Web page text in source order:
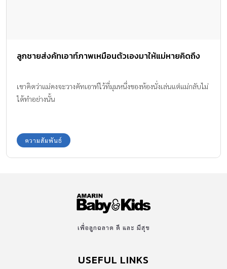
ลูกชายส่งคัทเอาท์ภาพเหมือนตัวเองมาให้แม่หายคิดถึง
เขาคิดว่าแม่คงจะวางคัทเอาท์ไว้ที่มุมหนึ่งของห้องนั่งเล่นแต่แม่กลับไม่
ได้ทำอย่างนั้น
ความสัมพันธ์
เพื่อลูกฉลาด ดี และ มีสุข
USEFUL LINKS